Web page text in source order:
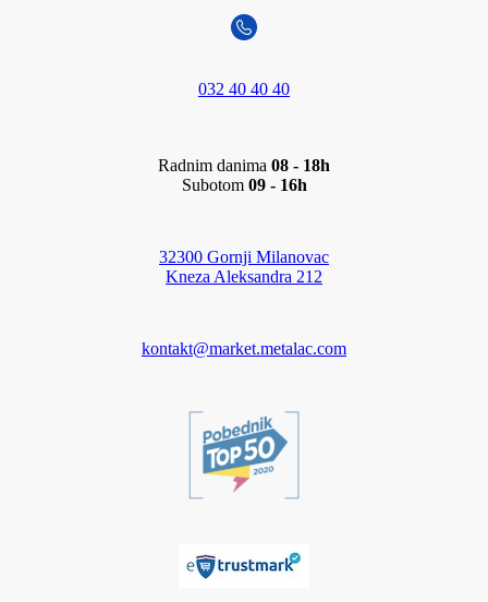
032 40 40 40
Radnim danima 08 - 18h
Subotom 09 - 16h
32300 Gornji Milanovac
Kneza Aleksandra 212
kontakt@market.metalac.com